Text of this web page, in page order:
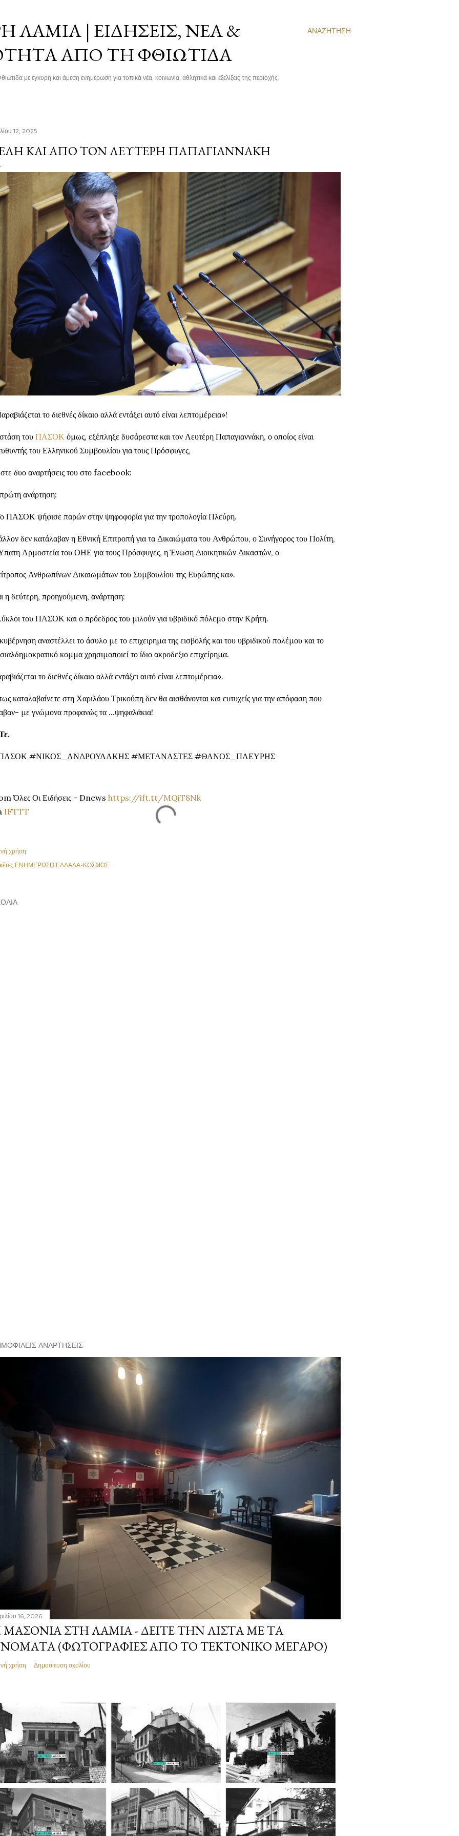
ΑΝΑΖΉΤΗΣΗ
ΛΑΜΊΑ | ΕΙΔΉΣΕΙΣ, ΝΈΑ &
ΑΠΌ ΤΗ ΦΘΙΏΤΙΔΑ
με έγκυρη και άμεση ενημέρωση για τοπικά νέα, κοινωνία, αθλητικά και εξελίξεις της περιοχής.
12, 2025
ΚΑΙ ΑΠΌ ΤΟΝ ΛΕΥΤΈΡΗ ΠΑΠΑΓΙΑΝΝΆΚΗ
το διεθνές δίκαιο αλλά εντάξει αυτό είναι λεπτομέρεια»!
του ΠΑΣΟΚ όμως, εξέπληξε δυσάρεστα και τον Λευτέρη Παπαγιαννάκη, ο οποίος είναι
του Ελληνικού Συμβουλίου για τους Πρόσφυγες,
δυο αναρτήσεις του στο facebook:
ανάρτηση:
ΠΑΣΟΚ ψήφισε παρών στην ψηφοφορία για την τροπολογία Πλεύρη.
δεν κατάλαβαν η Εθνική Επιτροπή για τα Δικαιώματα του Ανθρώπου, ο Συνήγορος του Πολίτη,
Αρμοστεία του ΟΗΕ για τους Πρόσφυγες, η Ένωση Διοικητικών Δικαστών, ο
Ανθρωπίνων Δικαιωμάτων του Συμβουλίου της Ευρώπης κα».
η δεύτερη, προηγούμενη, ανάρτηση:
του ΠΑΣΟΚ και ο πρόεδρος του μιλούν για υβριδικό πόλεμο στην Κρήτη.
αναστέλλει το άσυλο με το επιχειρημα της εισβολής και του υβριδικού πολέμου και το
κομμα χρησιμοποιεί το ίδιο ακροδεξιο επιχείρημα.
το διεθνές δίκαιο αλλά εντάξει αυτό είναι λεπτομέρεια».
καταλαβαίνετε στη Χαριλάου Τρικούπη δεν θα αισθάνονται και ευτυχείς για την απόφαση που
με γνώμονα προφανώς τα ...ψηφαλάκια!
#ΝΙΚΟΣ_ΑΝΔΡΟΥΛΑΚΗΣ #ΜΕΤΑΝΑΣΤΕΣ #ΘΑΝΟΣ_ΠΛΕΥΡΗΣ
Όλες Οι Ειδήσεις - Dnews https://ift.tt/MQiT8Nk
IFTTT
χρήση
ΕΝΗΜΕΡΩΣΗ ΕΛΛΑΔΑ-ΚΟΣΜΟΣ
ΑΝΑΡΤΉΣΕΙΣ
16, 2026
ΣΤΗ ΛΑΜΊΑ - ΔΕΊΤΕ ΤΗΝ ΛΊΣΤΑ ΜΕ ΤΑ
(ΦΩΤΟΓΡΑΦΊΕΣ ΑΠΌ ΤΟ ΤΕΚΤΟΝΙΚΌ ΜΈΓΑΡΟ)
χρήση Δημοσίευση σχολίου